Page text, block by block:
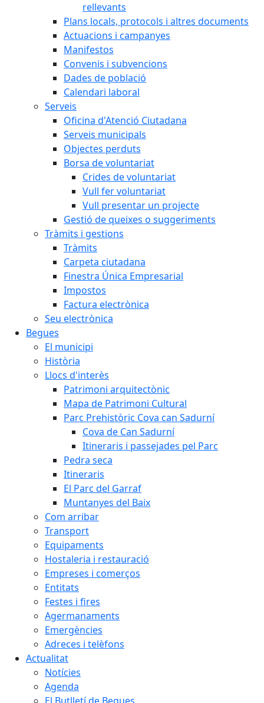
rellevants
Plans locals, protocols i altres documents
Actuacions i campanyes
Manifestos
Convenis i subvencions
Dades de població
Calendari laboral
Serveis
Oficina d'Atenció Ciutadana
Serveis municipals
Objectes perduts
Borsa de voluntariat
Crides de voluntariat
Vull fer voluntariat
Vull presentar un projecte
Gestió de queixes o suggeriments
Tràmits i gestions
Tràmits
Carpeta ciutadana
Finestra Única Empresarial
Impostos
Factura electrònica
Seu electrònica
Begues
El municipi
Història
Llocs d'interès
Patrimoni arquitectònic
Mapa de Patrimoni Cultural
Parc Prehistòric Cova can Sadurní
Cova de Can Sadurní
Itineraris i passejades pel Parc
Pedra seca
Itineraris
El Parc del Garraf
Muntanyes del Baix
Com arribar
Transport
Equipaments
Hostaleria i restauració
Empreses i comerços
Entitats
Festes i fires
Agermanaments
Emergències
Adreces i telèfons
Actualitat
Notícies
Agenda